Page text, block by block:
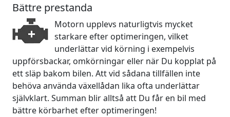
Bättre prestanda
Motorn upplevs naturligtvis mycket
starkare efter optimeringen, vilket
underlättar vid körning i exempelvis
uppförsbackar, omkörningar eller när Du kopplat på
ett släp bakom bilen. Att vid sådana tillfällen inte
behöva använda växellådan lika ofta underlättar
självklart. Summan blir alltså att Du får en bil med
bättre körbarhet efter optimeringen!